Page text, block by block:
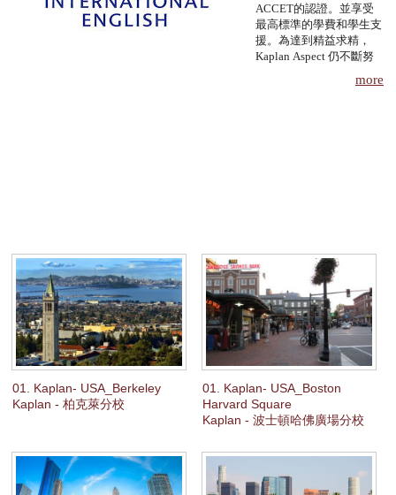
ACCET的認證。並享受
最高標準的學費和學生支
援。為達到精益求精，
Kaplan Aspect 仍不斷努
的學校網路，提供卓越的英語課程與多元化的學術及專業培訓課程，為有
TOEFL 71-99 (
網路)/527-597(紙筆)； IELTS 5.5-6.0；劍橋高級/最高級考
試(CAE)；EU C1級
你可流暢和自信地與人溝通，但部份專業範疇的辭彙略嫌不足，及於使用
複雜的詞句時可能會出錯。
中高級
TOEFL 47-70 (網路)/457-523(紙筆)； IELTS 5.0-5.5；劍橋中高級考試
英語文法已達高水平，能理解所熟悉的話題內容，並參與大部分對話，不
過偶爾會出錯。
TOEFL 29-46 (網路)/390-453(紙筆)； IELTS 4.5-5.0；劍橋中級考試+
(PET)；EU B1級
你可應付日常生活溝通，但表達模式及用詞有限。你可流暢地書寫或閱讀
more
01. Kaplan- USA_Berkeley
Kaplan - 柏克萊分校
01. Kaplan- USA_Boston
Harvard Square
Kaplan - 波士頓哈佛廣場分校